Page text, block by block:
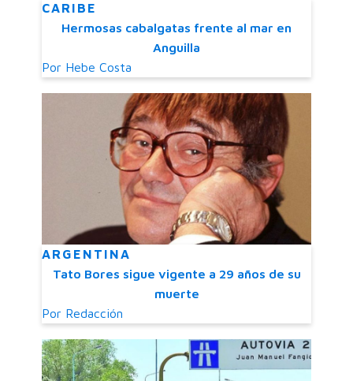
CARIBE
Hermosas cabalgatas frente al mar en
Anguilla
Por Hebe Costa
ARGENTINA
Tato Bores sigue vigente a 29 años de su
muerte
Por Redacción